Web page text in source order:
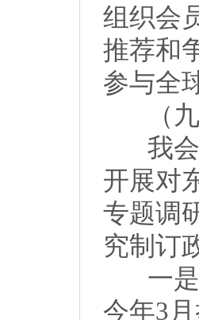
组织会
推荐和
参与全
（九
我会
开展对
专题调
究制订
一是
今年3